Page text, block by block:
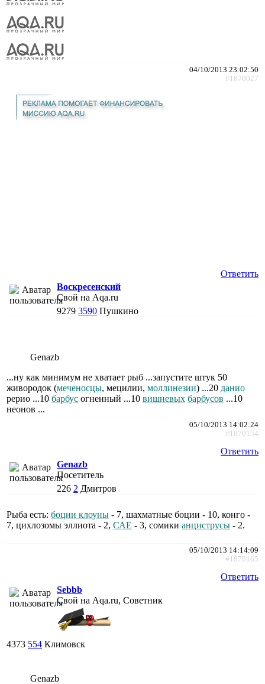
04/10/2013 23:02:50
#1870027
Ответить
Воскресенский
Свой на Aqa.ru
9279 3590 Пушкино
Genazb
...ну как минимум не хватает рыб ...запустите штук 50
живородок (меченосцы, мецилии, моллинезии) ...20 данио
рерио ...10 барбус огненный ...10 вишневых барбусов ...10
неонов ...
05/10/2013 14:02:24
#1870154
Ответить
Genazb
Посетитель
226 2 Дмитров
Рыба есть: боции клоуны - 7, шахматные боции - 10, конго -
7, цихлозомы эллиота - 2, САЕ - 3, сомики анциструсы - 2.
05/10/2013 14:14:09
#1870165
Ответить
Sebbb
Свой на Aqa.ru, Советник
4373 554 Климовск
Genazb